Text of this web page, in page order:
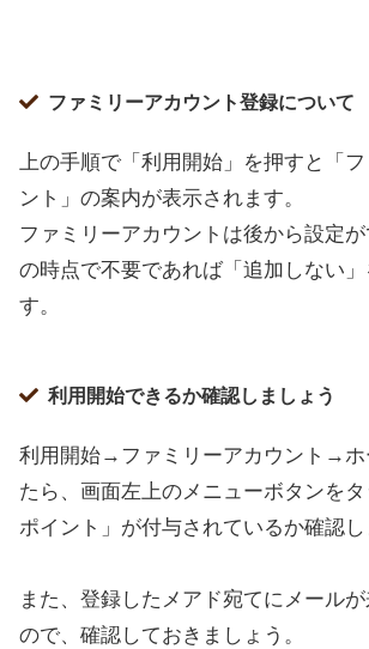
ファミリーアカウント登録について
上の手順で「利用開始」を押すと「
ント」の案内が表示されます。
ファミリーアカウントは後から設定が
の時点で不要であれば「追加しない」
す。
利用開始できるか確認しましょう
利用開始→ファミリーアカウント→ホ
たら、画面左上のメニューボタンを
ポイント」が付与されているか確認し
また、登録したメアド宛てにメール
ので、確認しておきましょう。